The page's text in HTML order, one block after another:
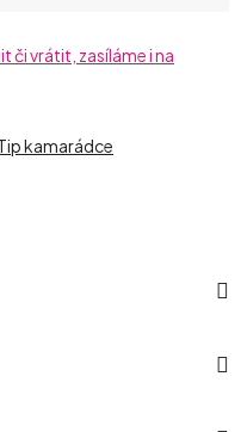
či vrátit, zasíláme i na
kamarádce